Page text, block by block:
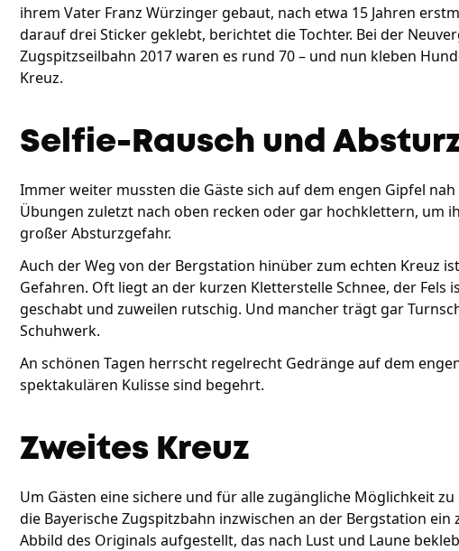
ihrem Vater Franz Würzinger gebaut, nach etwa 15 Jahren
darauf drei Sticker geklebt, berichtet die Tochter. Bei der
Zugspitzseilbahn 2017 waren es rund 70 – und nun kleben
Kreuz.
Selfie-Rausch und
Immer weiter mussten die Gäste sich auf dem engen Gipfel
Übungen zuletzt nach oben recken oder gar hochklettern, um
großer Absturzgefahr.
Auch der Weg von der Bergstation hinüber zum echten Kreuz
Gefahren. Oft liegt an der kurzen Kletterstelle Schnee, der Fels
geschabt und zuweilen rutschig. Und mancher trägt gar
Schuhwerk.
An schönen Tagen herrscht regelrecht Gedränge auf dem
spektakulären Kulisse sind begehrt.
Zweites Kreuz
Um Gästen eine sichere und für alle zugängliche Möglichkeit
die Bayerische Zugspitzbahn inzwischen an der Bergstation ein
Abbild des Originals aufgestellt, das nach Lust und Laune